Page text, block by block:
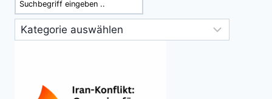
Kategorien